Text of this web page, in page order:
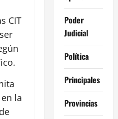
CIT
la
Poder
Judicial
Política
Principales
Provincias